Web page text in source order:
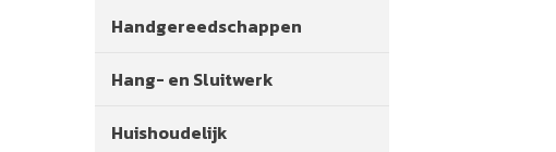
Handgereedschappen
Hang- en Sluitwerk
Huishoudelijk